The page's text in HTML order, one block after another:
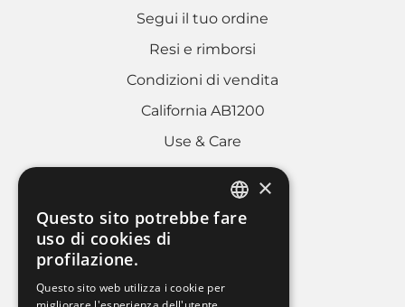
Segui il tuo ordine
Resi e rimborsi
Condizioni di vendita
California AB1200
Use & Care
AREA LEGALE
Cookies policy
ITALIAN
×
Questo sito potrebbe fare
uso di cookies di
profilazione.
Questo sito web utilizza i cookie per